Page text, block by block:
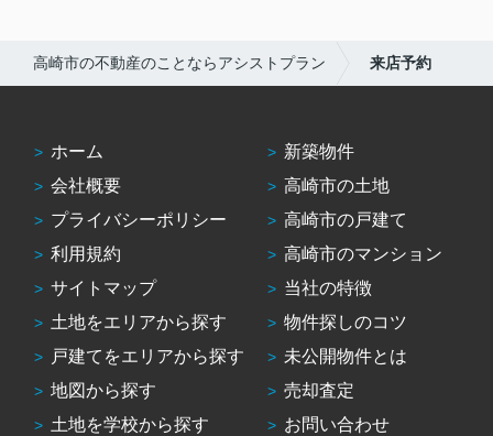
高崎市の不動産のことならアシストプラン 来店予約
ホーム
会社概要
プライバシーポリシー
利用規約
サイトマップ
土地をエリアから探す
戸建てをエリアから探す
地図から探す
土地を学校から探す
新築物件
高崎市の土地
高崎市の戸建て
高崎市のマンション
当社の特徴
物件探しのコツ
未公開物件とは
売却査定
お問い合わせ